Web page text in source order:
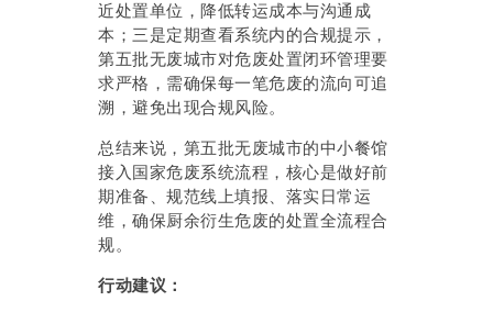
近处置单位，降低转运成本与沟通成
本；三是定期查看系统内的合规提示，
第五批无废城市对危废处置闭环管理要
求严格，需确保每一笔危废的流向可追
溯，避免出现合规风险。
总结来说，第五批无废城市的中小餐馆
接入国家危废系统流程，核心是做好前
期准备、规范线上填报、落实日常运
维，确保厨余衍生危废的处置全流程合
规。
行动建议：